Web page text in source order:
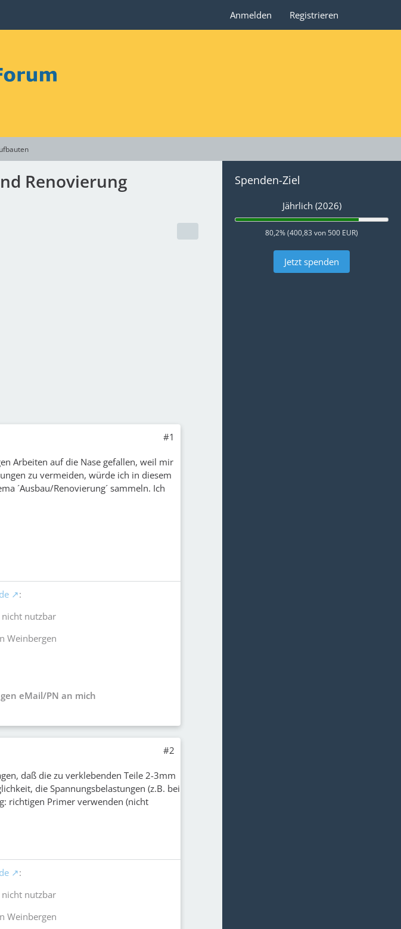
Anmelden Registrieren
Renovierung
#1
Arbeiten auf die Nase gefallen, weil mir
zu vermeiden, würde ich in diesem
´Ausbau/Renovierung´ sammeln. Ich
:
nicht nutzbar
Weinbergen
eMail/PN an mich
#2
daß die zu verklebenden Teile 2-3mm
die Spannungsbelastungen (z.B. bei
richtigen Primer verwenden (nicht
:
nicht nutzbar
Weinbergen
Spenden-Ziel
Jährlich (2026)
80,2% (400,83 von 500 EUR)
Jetzt spenden